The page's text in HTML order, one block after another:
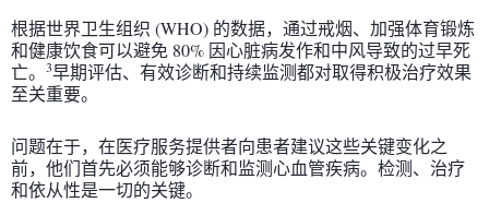
根据世界卫生组织 (WHO) 的数据，通过戒烟、加强体育锻炼
和健康饮食可以避免 80% 因心脏病发作和中风导致的过早死
亡。
3早期评估、有效诊断和持续监测都对取得积极治疗效果
至关重要。
问题在于，在医疗服务提供者向患者建议这些关键变化之
前，他们首先必须能够诊断和监测心血管疾病。检测、治疗
和依从性是一切的关键。